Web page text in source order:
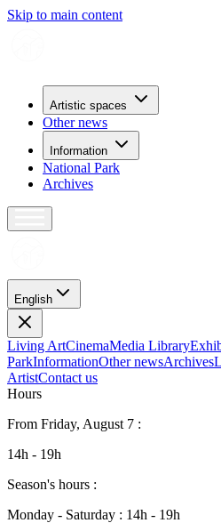
Skip to main content
Artistic spaces
Other news
Information
National Park
Archives
English
Living ArtCinemaMedia Library
ParkInformationOther newsArchives
ArtistContact us
Hours
From Friday, August 7 :
14h - 19h
Season's hours :
Monday - Saturday : 14h - 19h